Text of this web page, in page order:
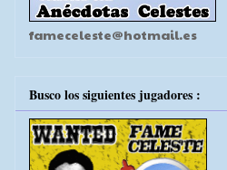
fameceleste@hotmail.es
Busco los siguientes jugadores :